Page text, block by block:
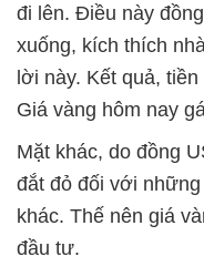
đi lên. Điều này
xuống, kích thích
lời này. Kết quả,
Giá vàng hôm nay
Mặt khác, do đồng
đắt đỏ đối với
khác. Thế nên giá
đầu tư.